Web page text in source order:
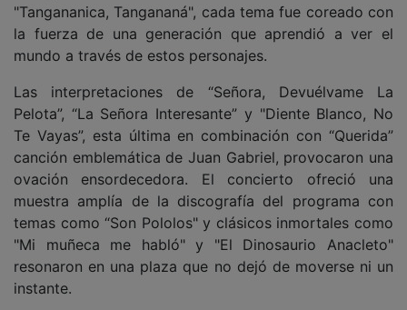
"Tangananica, Tangananá", cada tema fue coreado con
la fuerza de una generación que aprendió a ver el
mundo a través de estos personajes.
Las interpretaciones de “Señora, Devuélvame La
Pelota”, “La Señora Interesante” y "Diente Blanco, No
Te Vayas”, esta última en combinación con “Querida”
canción emblemática de Juan Gabriel, provocaron una
ovación ensordecedora. El concierto ofreció una
muestra amplía de la discografía del programa con
temas como “Son Pololos" y clásicos inmortales como
"Mi muñeca me habló" y "El Dinosaurio Anacleto"
resonaron en una plaza que no dejó de moverse ni un
instante.